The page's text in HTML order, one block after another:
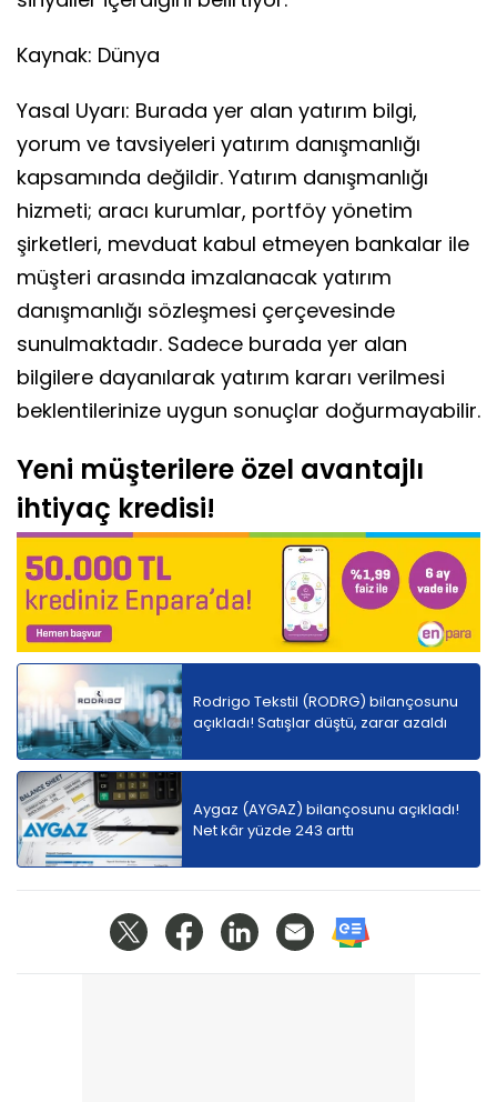
Kaynak: Dünya
Yasal Uyarı: Burada yer alan yatırım bilgi,
yorum ve tavsiyeleri yatırım danışmanlığı
kapsamında değildir. Yatırım danışmanlığı
hizmeti; aracı kurumlar, portföy yönetim
şirketleri, mevduat kabul etmeyen bankalar ile
müşteri arasında imzalanacak yatırım
danışmanlığı sözleşmesi çerçevesinde
sunulmaktadır. Sadece burada yer alan
bilgilere dayanılarak yatırım kararı verilmesi
beklentilerinize uygun sonuçlar doğurmayabilir.
Yeni müşterilere özel avantajlı
ihtiyaç kredisi!
Rodrigo Tekstil (RODRG) bilançosunu
açıkladı! Satışlar düştü, zarar azaldı
Aygaz (AYGAZ) bilançosunu açıkladı!
Net kâr yüzde 243 arttı